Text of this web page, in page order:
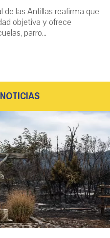
de las Antillas reafirma que
objetiva y ofrece
parro...